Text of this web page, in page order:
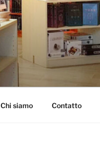
Chi siamo Contatto